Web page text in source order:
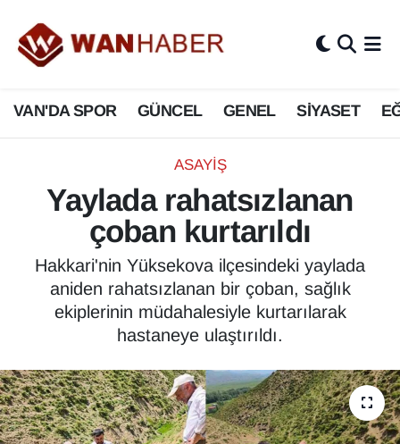
VAN'DA SPOR GÜNCEL GENEL SİYASET
ASAYİŞ
Yaylada rahatsızlanan
çoban kurtarıldı
Hakkari'nin Yüksekova ilçesindeki yaylada
aniden rahatsızlanan bir çoban, sağlık
ekiplerinin müdahalesiyle kurtarılarak
hastaneye ulaştırıldı.
3.SAYFA
ASAYİŞ
BİLİM VE TEKNOLOJİ
Biyografi
Bölge Haberleri
ÇEVRE
Dernekler, Odalar
Diğer
Van Nöbetçi Eczaneler
Van Hava Durumu
Van Namaz Vakitleri
Van Trafik Yoğunluk Haritası
Süper Lig Puan Durumu ve Fikstür
Tüm Manşetler
Son Dakika Haberleri
Haber Arşivi